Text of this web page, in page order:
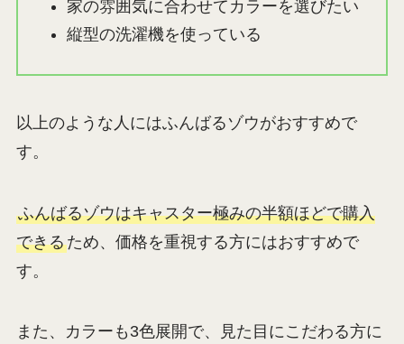
家の雰囲気に合わせてカラーを選びたい
縦型の洗濯機を使っている
以上のような人にはふんばるゾウがおすすめで
す。
ふんばるゾウはキャスター極みの半額ほどで購入
できるため、価格を重視する方にはおすすめで
す。
また、カラーも3色展開で、見た目にこだわる方に